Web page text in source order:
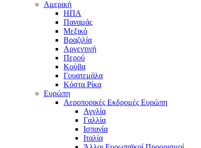
Αμερική
ΗΠΑ
Παναμάς
Μεξικό
Βραζιλία
Αργεντινή
Περού
Κούβα
Γουατεμάλα
Κόστα Ρίκα
Ευρώπη
Αεροπορικές Εκδρομές Ευρώπη
Αγγλία
Γαλλία
Ισπανία
Ιταλία